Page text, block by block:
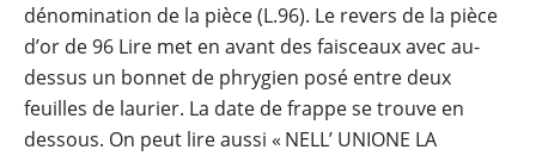
dénomination de la pièce (L.96). Le revers de la pièce
d’or de 96 Lire met en avant des faisceaux avec au-
dessus un bonnet de phrygien posé entre deux
feuilles de laurier. La date de frappe se trouve en
dessous. On peut lire aussi « NELL’ UNIONE LA